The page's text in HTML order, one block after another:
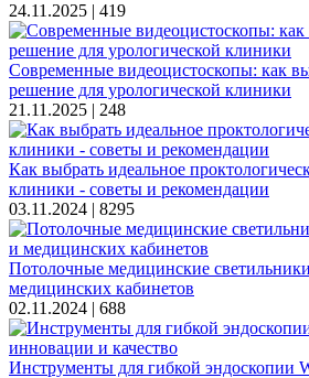
24.11.2025 | 419
Современные видеоцистоскопы: как
решение для урологической клиники
21.11.2025 | 248
Как выбрать идеальное
клиники - советы и рекомендации
03.11.2024 | 8295
Потолочные медицинские
медицинских кабинетов
02.11.2024 | 688
Инструменты для гибкой эндоскопии